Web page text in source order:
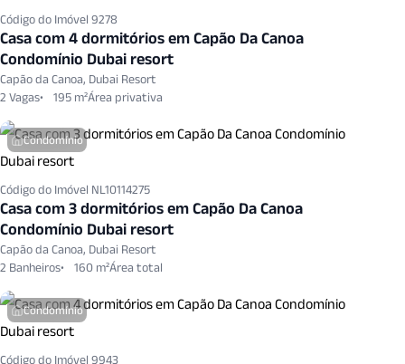
Código do Imóvel 9278
Casa com 4 dormitórios em Capão Da Canoa
Condomínio Dubai resort
Capão da Canoa, Dubai Resort
2 Vagas
195 m²
Condomínio
Código do Imóvel NL10114275
Casa com 3 dormitórios em Capão Da Canoa
Condomínio Dubai resort
Capão da Canoa, Dubai Resort
2 Banheiros
160 m²
Condomínio
Código do Imóvel 9943